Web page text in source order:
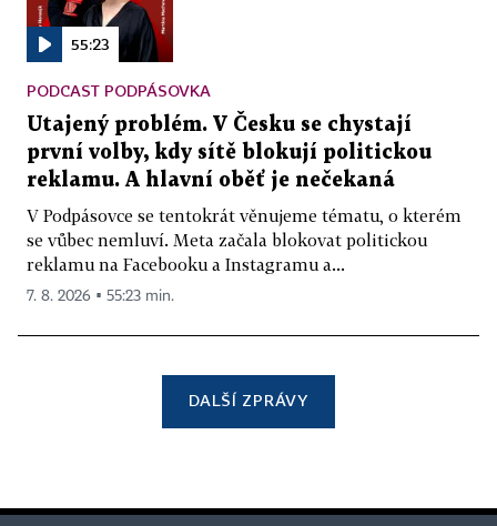
55:23
PODCAST PODPÁSOVKA
Utajený problém. V Česku se chystají
první volby, kdy sítě blokují politickou
reklamu. A hlavní oběť je nečekaná
V Podpásovce se tentokrát věnujeme tématu, o kterém
se vůbec nemluví. Meta začala blokovat politickou
reklamu na Facebooku a Instagramu a...
7. 8. 2026 ▪ 55:23 min.
DALŠÍ ZPRÁVY